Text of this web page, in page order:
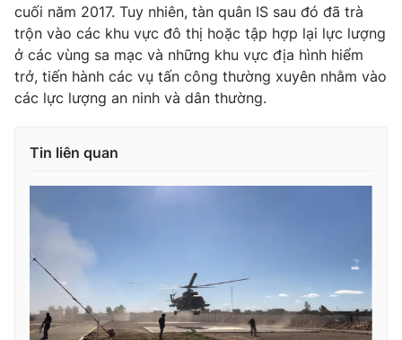
Thị trường
Tư vấn
Lịch phát sóng
Chuyên mục khác
Emagazine
Photo
Video
VTV Money VTV Thể thao
VTV Sức khoẻ Bất động sản
cuối năm 2017. Tuy nhiên, tàn quân IS sau đó đã trà
trộn vào các khu vực đô thị hoặc tập hợp lại lực lượng
ở các vùng sa mạc và những khu vực địa hình hiểm
trở, tiến hành các vụ tấn công thường xuyên nhằm vào
các lực lượng an ninh và dân thường.
Tin liên quan